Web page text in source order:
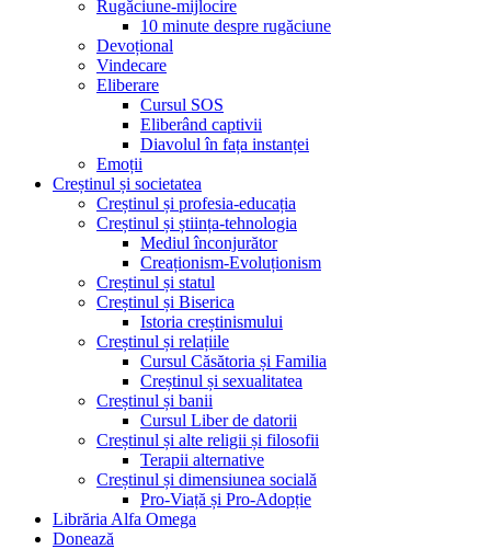
Rugăciune-mijlocire
10 minute despre rugăciune
Devoțional
Vindecare
Eliberare
Cursul SOS
Eliberând captivii
Diavolul în fața instanței
Emoții
Creștinul și societatea
Creștinul și profesia-educația
Creștinul și știința-tehnologia
Mediul înconjurător
Creaționism-Evoluționism
Creștinul și statul
Creștinul și Biserica
Istoria creștinismului
Creștinul și relațiile
Cursul Căsătoria și Familia
Creștinul și sexualitatea
Creștinul și banii
Cursul Liber de datorii
Creștinul și alte religii și filosofii
Terapii alternative
Creștinul și dimensiunea socială
Pro-Viață și Pro-Adopție
Librăria Alfa Omega
Donează